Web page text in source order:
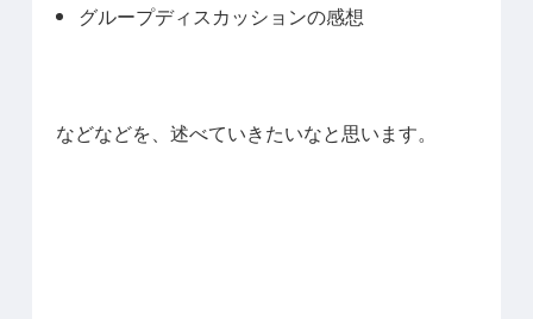
グループディスカッションの感想
などなどを、述べていきたいなと思います。